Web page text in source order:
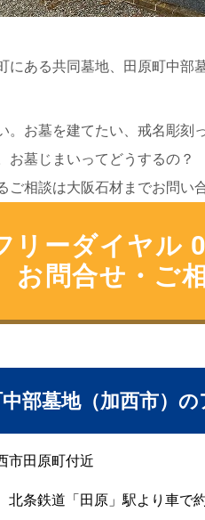
にある共同墓地、田原町中部
。お墓を建てたい、戒名彫刻
お墓じまいってどうするの？
ご相談は大阪石材までお問い
リーダイヤル
お問合せ・ご
中部墓地（加西市）
田原町付近
条鉄道「田原」駅より車で